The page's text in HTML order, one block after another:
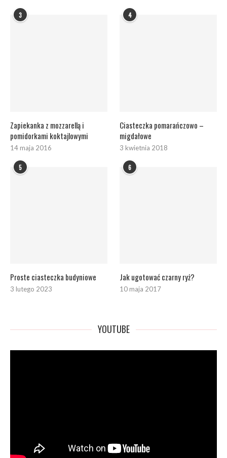
3
Zapiekanka z mozzarellą i
pomidorkami koktajlowymi
14 maja 2016
4
Ciasteczka pomarańczowo –
migdałowe
3 kwietnia 2018
5
Proste ciasteczka budyniowe
3 lutego 2023
6
Jak ugotować czarny ryż?
10 maja 2017
YOUTUBE